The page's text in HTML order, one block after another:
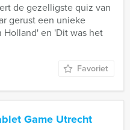
de gezelligste quiz van
gerust een unieke
en 'Dit was het
Favoriet
Game Utrecht